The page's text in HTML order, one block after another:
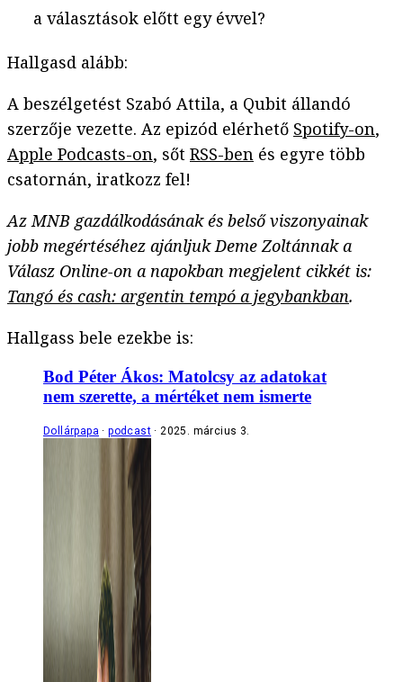
a választások előtt egy évvel?
Hallgasd alább:
A beszélgetést Szabó Attila, a Qubit állandó
szerzője vezette. Az epizód elérhető Spotify-on,
Apple Podcasts-on, sőt RSS-ben és egyre több
csatornán, iratkozz fel!
Az MNB gazdálkodásának és belső viszonyainak
jobb megértéséhez ajánljuk Deme Zoltánnak a
Válasz Online-on a napokban megjelent cikkét is:
Tangó és cash: argentin tempó a jegybankban.
Hallgass bele ezekbe is:
Bod Péter Ákos: Matolcsy az adatokat
nem szerette, a mértéket nem ismerte
Dollárpapa podcast 2025. március 3.